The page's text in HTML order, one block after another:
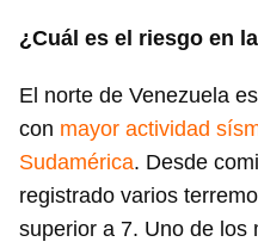
¿Cuál es el riesgo en
El norte de Venezuela
con mayor actividad
Sudamérica. Desde
registrado varios
superior a 7. Uno de los